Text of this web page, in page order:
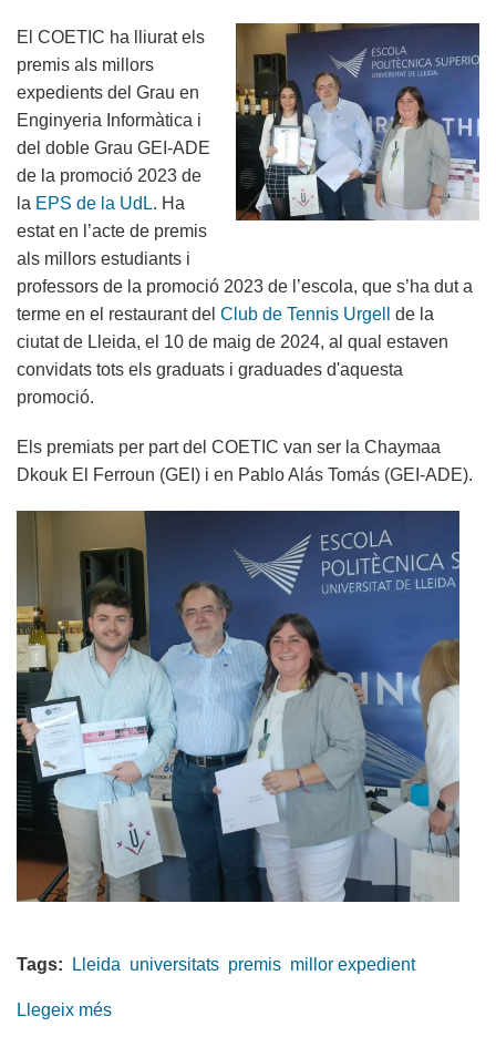
El COETIC ha lliurat els
premis als millors
expedients del Grau en
Enginyeria Informàtica i
del doble Grau GEI-ADE
de la promoció 2023 de
la EPS de la UdL. Ha
estat en l’acte de premis
als millors estudiants i
professors de la promoció 2023 de l’escola, que s’ha dut a
terme en el restaurant del Club de Tennis Urgell
de la
ciutat de Lleida, el 10 de maig de 2024, al qual estaven
convidats tots els graduats i graduades d'aquesta
promoció.
Els premiats per part del COETIC van ser la Chaymaa
Dkouk El Ferroun (GEI) i en Pablo Alás Tomás (GEI-ADE).
Tags: Lleida universitats premis millor expedient
Llegeix més